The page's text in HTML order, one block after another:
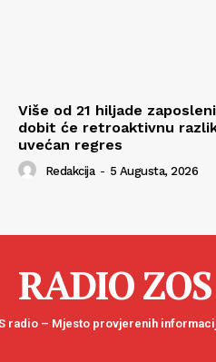
Više od 21 hiljade
dobit će retroaktivnu
uvećan regres
Redakcija - 5 Augusta, 2026
RADIO ZOS
radio – Mjesto provjerenih